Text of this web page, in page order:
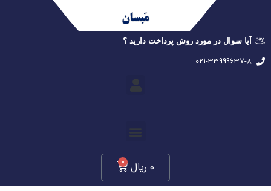
آیا سوال در مورد روش پرداخت دارید ؟
021-33999637-8
0 ریال 0